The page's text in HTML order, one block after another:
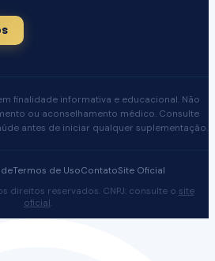
finalidade informativa e educacional. Não
ou aconselhamento médico. Consulte
antes de iniciar qualquer suplementação.
Termos de UsoContatoSite Oficial
direitos reservados. CNPJ: consulte o site
oficial.